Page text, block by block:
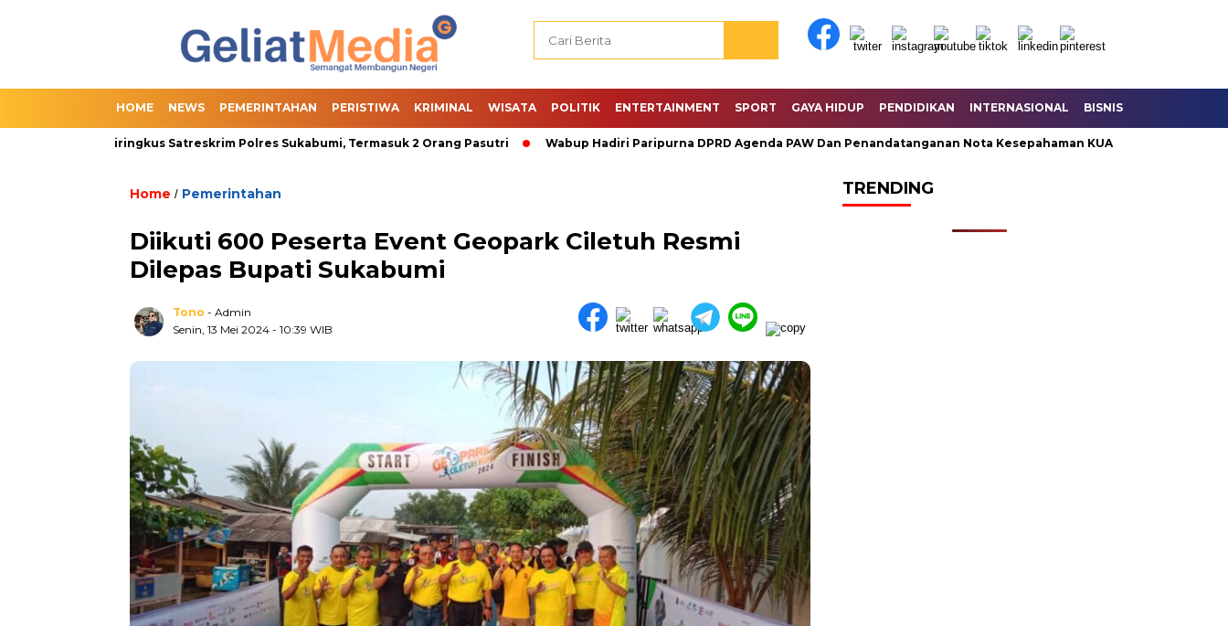
HOME NEWS PEMERINTAHAN PERISTIWA KRIMINAL WISATA POLITIK ENTERTAINMENT SPORT GAYA HIDUP PENDIDIKAN INTERNASIONAL BISNIS
Diringkus Satreskrim Polres Sukabumi, Termasuk 2 Orang Pasutri Wabup Hadiri Paripurna DPRD Agenda PAW Dan Penandatanganan Nota Kesepahaman KUA – PPAS Perubahan
Home / Pemerintahan
Diikuti 600 Peserta Event Geopark Ciletuh Resmi
Dilepas Bupati Sukabumi
Tono - Admin
Senin, 13 Mei 2024 - 10:39 WIB
TRENDING